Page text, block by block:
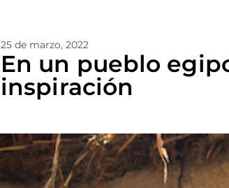
25 de marzo, 2022
En un pueblo
inspiración